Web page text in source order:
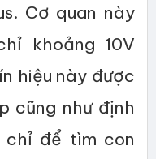
Cơ quan này
khoảng 10V
hiệu này được
cũng như định
chỉ để tìm con